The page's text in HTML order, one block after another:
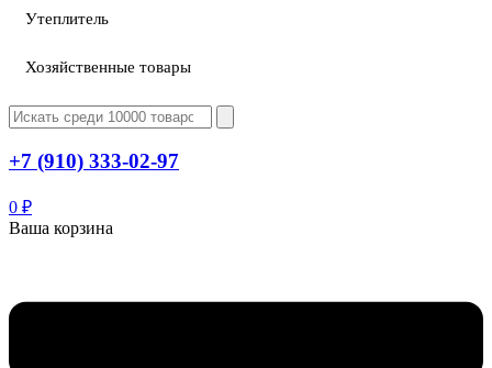
Утеплитель
Хозяйственные товары
+7 (910) 333-02-97
0 ₽
Ваша корзина